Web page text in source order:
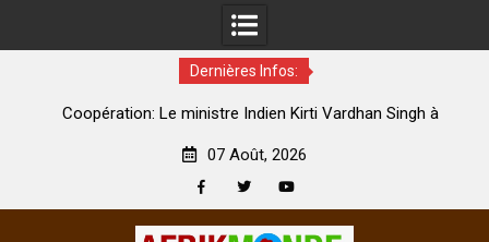
Dernières Infos:
Coopération: Le ministre Indien Kirti Vardhan Singh à
07 Août, 2026